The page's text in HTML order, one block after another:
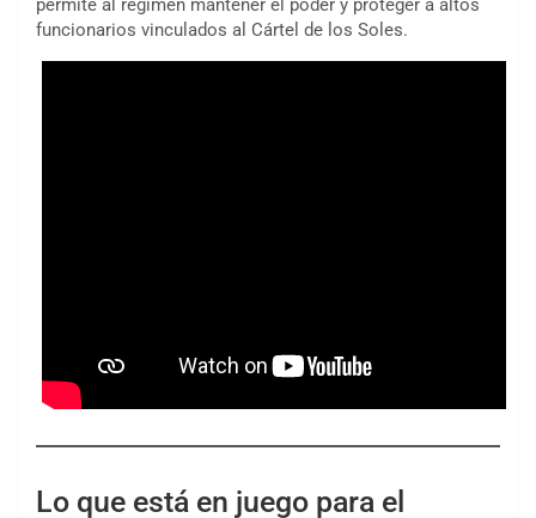
permite al régimen mantener el poder y proteger a altos
funcionarios vinculados al Cártel de los Soles.
Lo que está en juego para el